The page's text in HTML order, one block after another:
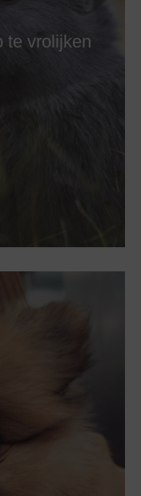
te vrolijken